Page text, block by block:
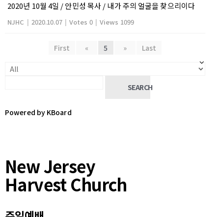
2020년 10월 4일 / 안민성 목사 / 내가 주의 얼굴을 찾으리이다
NJHC | 2020.10.07 | Votes 0 | Views 1099
First « 5 » Last
SEARCH
Powered by KBoard
New Jersey
Harvest Church